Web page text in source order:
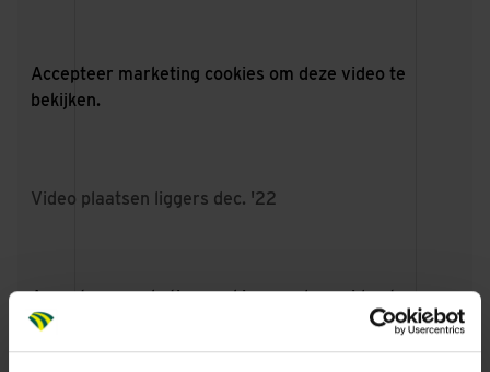
Accepteer marketing cookies om deze video te
bekijken.
Video plaatsen liggers dec. '22
Accepteermarketing cookiesom deze video te
bekijken.